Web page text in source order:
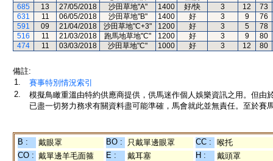
685
13 27/05/2018 沙田草地"A" 1400 好/快 3 12
73
631
11 06/05/2018 沙田草地"B" 1400 好 3 9
76
591
09 21/04/2018 沙田草地"C+3" 1200 好 3 5
78
516
11 21/03/2018 跑馬地草地"C" 1200 好 3 9
80
474
11 03/03/2018 沙田草地"C" 1000 好 3 12 80
備註:
1.
賽事特別情況索引
2.
模擬鳥瞰重溫由特約供應商提供，供馬迷作個人娛樂資訊之用。但
已盡一切努力務求有關資料盡可能準確，馬會就此並無責任。至於賽
B : 戴眼罩 BO : 只戴單邊眼罩 CC :
喉托
CO : 戴單邊羊毛面箍 E : 戴耳塞 H :
戴頭罩